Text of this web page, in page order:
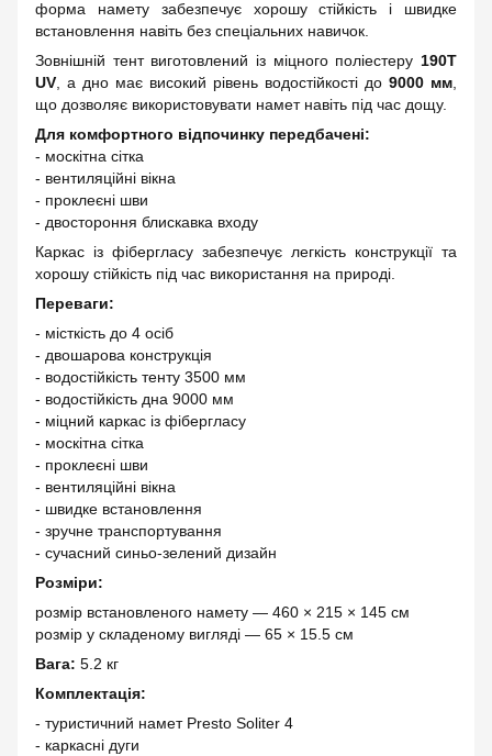
форма намету забезпечує хорошу стійкість і швидке
встановлення навіть без спеціальних навичок.
Зовнішній тент виготовлений із міцного поліестеру 190T
UV , а дно має високий рівень водостійкості до 9000 мм
що дозволяє використовувати намет навіть під час дощу.
Для комфортного відпочинку передбачені:
- москітна сітка
- вентиляційні вікна
- проклеєні шви
- двостороння блискавка входу
Каркас із фібергласу забезпечує легкість конструкції та
хорошу стійкість під час використання на природі.
Переваги:
- місткість до 4 осіб
- двошарова конструкція
- водостійкість тенту 3500 мм
- водостійкість дна 9000 мм
- міцний каркас із фібергласу
- москітна сітка
- проклеєні шви
- вентиляційні вікна
- швидке встановлення
- зручне транспортування
- сучасний синьо-зелений дизайн
Розміри:
розмір встановленого намету — 460 × 215 × 145 см
розмір у складеному вигляді — 65 × 15.5 см
Вага: 5.2 кг
Комплектація:
- туристичний намет Presto Soliter 4
- каркасні дуги